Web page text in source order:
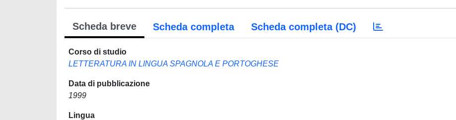
Scheda breve Scheda completa Scheda completa (DC)
Corso di studio
LETTERATURA IN LINGUA SPAGNOLA E PORTOGHESE
Data di pubblicazione
1999
Lingua